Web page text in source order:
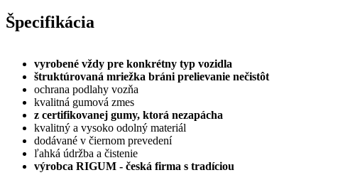
Špecifikácia
vyrobené vždy pre konkrétny typ vozidla
štruktúrovaná mriežka bráni prelievanie nečistôt
ochrana podlahy vozňa
kvalitná gumová zmes
z certifikovanej gumy, ktorá nezapácha
kvalitný a vysoko odolný materiál
dodávané v čiernom prevedení
ľahká údržba a čistenie
výrobca RIGUM - česká firma s tradíciou